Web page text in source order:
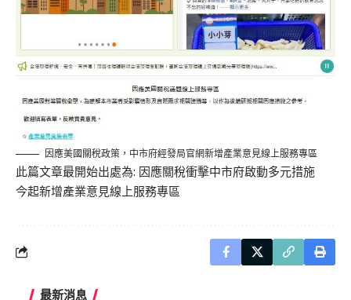
因應美國關稅政策，中市府經發局官網新增產業意見線上服務專區
此篇文章最開始出處為: 因應關稅衝擊中市府啟動多元措施
今起新增產業意見線上服務專區
最新消息